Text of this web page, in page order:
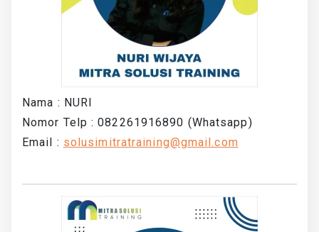
Nama : NURI
Nomor Telp : 082261916890 (Whatsapp)
Email : solusimitratraining@gmail.com